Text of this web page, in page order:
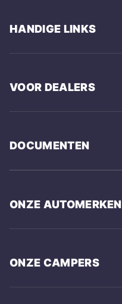
HANDIGE LINKS
VOOR DEALERS
DOCUMENTEN
ONZE AUTOMERKEN
ONZE CAMPERS